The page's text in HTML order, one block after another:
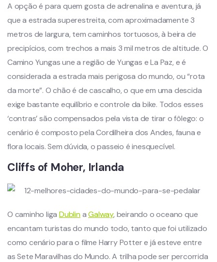
A opção é para quem gosta de adrenalina e aventura, já
que a estrada superestreita, com aproximadamente 3
metros de largura, tem caminhos tortuosos, à beira de
precipícios, com trechos a mais 3 mil metros de altitude. O
Camino Yungas une a região de Yungas e La Paz, e é
considerada a estrada mais perigosa do mundo, ou “rota
da morte”. O chão é de cascalho, o que em uma descida
exige bastante equilíbrio e controle da bike. Todos esses
‘contras’ são compensados pela vista de tirar o fôlego: o
cenário é composto pela Cordilheira dos Andes, fauna e
flora locais. Sem dúvida, o passeio é inesquecível.
Cliffs of Moher, Irlanda
O caminho ligaDublinaGalway, beirando o oceano que
encantam turistas do mundo todo, tanto que foi utilizado
como cenário para o filme Harry Potter e já esteve entre
as Sete Maravilhas do Mundo. A trilha pode ser percorrida